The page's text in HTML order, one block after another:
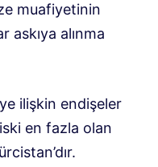
muafiyetinin
askıya alınma
ilişkin endişeler
en fazla olan